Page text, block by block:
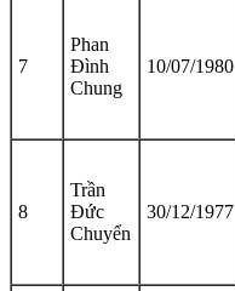
7
Phan
Đình
Chung
10/07/1980
8
Trần
Đức
Chuyển
30/12/1977